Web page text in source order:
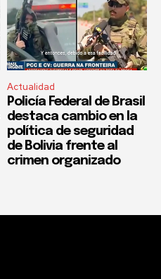
Actualidad
Policía Federal de Brasil
destaca cambio en la
política de seguridad
de Bolivia frente al
crimen organizado